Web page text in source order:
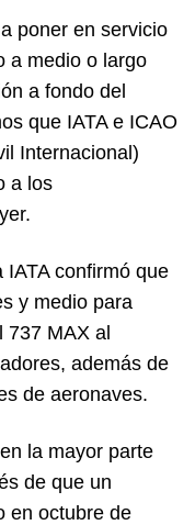
poner en servicio
a medio o largo
a fondo del
que IATA e ICAO
Internacional)
a los
confirmó que
y medio para
737 MAX al
además de
de aeronaves.
la mayor parte
de que un
en octubre de